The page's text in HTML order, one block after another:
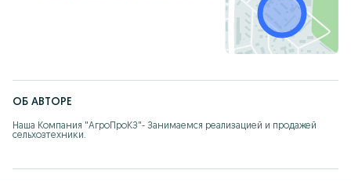
ОБ АВТОРЕ
Наша Компания "АгроПроКЗ"- Занимаемся реализацией и продажей
сельхозтехники.